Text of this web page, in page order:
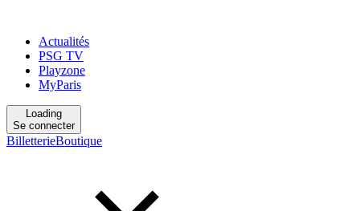
Actualités
PSG TV
Playzone
MyParis
Loading
Se connecter
BilletterieBoutique